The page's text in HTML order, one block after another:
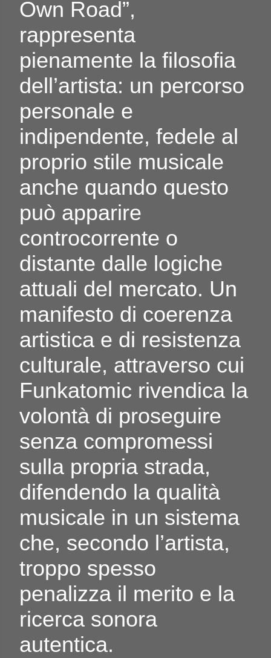
Own Road”,
rappresenta
pienamente la filosofia
dell’artista: un percorso
personale e
indipendente, fedele al
proprio stile musicale
anche quando questo
può apparire
controcorrente o
distante dalle logiche
attuali del mercato. Un
manifesto di coerenza
artistica e di resistenza
culturale, attraverso cui
Funkatomic rivendica la
volontà di proseguire
senza compromessi
sulla propria strada,
difendendo la qualità
musicale in un sistema
che, secondo l’artista,
troppo spesso
penalizza il merito e la
ricerca sonora
autentica.